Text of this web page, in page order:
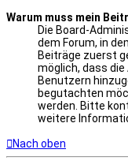
Warum muss mein
Die Board-
dem Forum, in
Beiträge zuerst
möglich, dass
Benutzern
begutachten
werden. Bitte
weitere
Nach oben